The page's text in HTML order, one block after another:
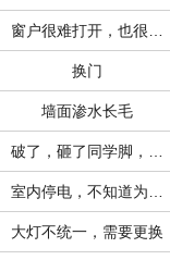
换门
墙面渗水长毛
大灯不统一，需要更换